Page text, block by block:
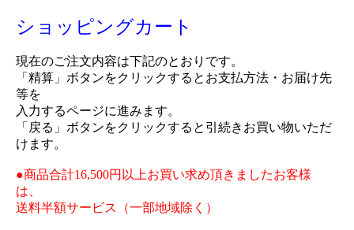
ショッピングカート
現在のご注文内容は下記のとおりです。
「精算」ボタンをクリックするとお支払方法・お届け先
等を
入力するページに進みます。
「戻る」ボタンをクリックすると引続きお買い物いただ
けます。
●商品合計16,500円以上お買い求め頂きましたお客様
は、
送料半額サービス（一部地域除く）